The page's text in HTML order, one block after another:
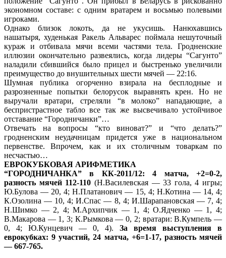
экономном составе: с одним вратарем и восьмью полевыми
игроками.
Однако близок локоть, да не укусишь. Нанюхавшись
нашатыря, худенькая Ракель Альварес поймала нешуточный
кураж и отбивала мячи всеми частями тела. Гродненские
иллюзии окончательно развеялись, когда лидеры “Сагунто”
наладили сбившийся было прицел и быстренько увеличили
преимущество до внушительных шести мячей — 22:16.
Шумная публика огорченно взирала на бесплодные и
разрозненные попытки белорусок выравнять крен. Но не
выручали вратари, стреляли “в молоко” нападающие, а
беспристрастное табло все так же высвечивало устойчивое
отставание “Городничанки”…
Отвечать на вопросы “кто виноват?” и “что делать?”
гродненским неудачницам придется уже в национальном
первенстве. Впрочем, как и их столичным товаркам по
несчастью…
ЕВРОКУБКОВАЯ АРИФМЕТИКА
“ГОРОДНИЧАНКА” в КК-2011/12: 4 матча, +2=0-2,
разность мячей 112-110 (Н.Василевская — 33 гола, 4 игры;
Ю.Булова — 20, 4; Н.Платанович — 15, 4; Н.Котина — 14, 4;
К.Озолина — 10, 4; И.Спас — 8, 4; И.Шарапановская — 7, 4;
Н.Шимко — 2, 4; М.Архипчик — 1, 4; О.Ядченко — 1, 4;
В.Макарова — 1, 3; К.Рымкова — 0, 2; вратари: В.Кумпель —
0, 4; Ю.Кунцевич — 0, 4). За время выступления в
еврокубках: 9 участий, 24 матча, +6=1-17, разность мячей
— 667-765.